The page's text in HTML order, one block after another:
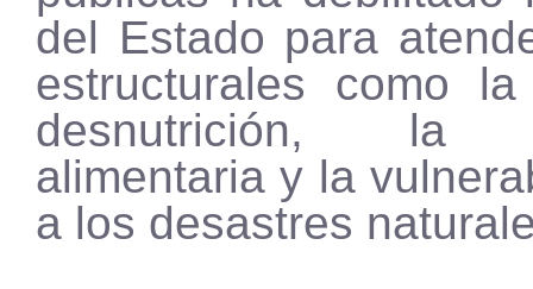
del Estado para
estructurales como
desnutrición, la
alimentaria y la
a los desastres